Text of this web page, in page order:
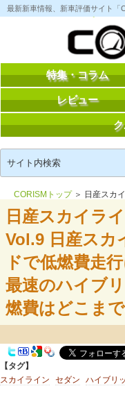
コ
ン
へ
最新新車情報、新車評価サイト「
特集・コラム
レビュー
索:
CORISMトップ＞ 日産スカ
日産スカイラ
Vol.9 日産スカ
ドで低燃費走
最速のハイブ
燃費はどこま
【タグ】
スカイライン
セダン ハイブリ